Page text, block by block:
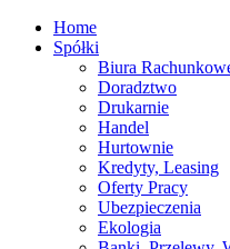
Home
Spółki
Biura
Doradztwo
Drukarnie
Handel
Hurtownie
Kredyty, Leasing
Oferty Pracy
Ubezpieczenia
Ekologia